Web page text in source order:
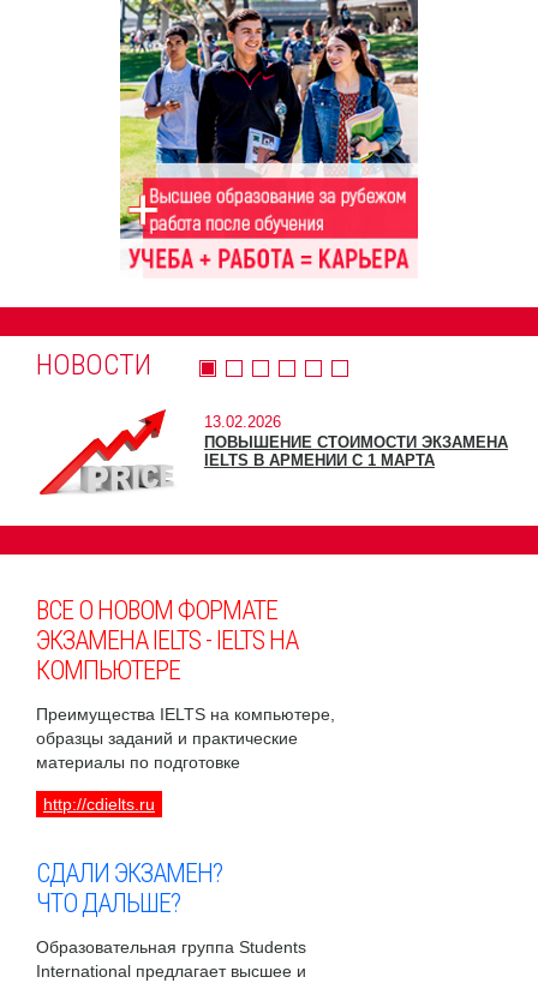
НОВОСТИ
13.02.2026
ПОВЫШЕНИЕ СТОИМОСТИ ЭКЗАМЕНА
IELTS В АРМЕНИИ С 1 МАРТА
ВСЕ О НОВОМ ФОРМАТЕ
ЭКЗАМЕНА IELTS - IELTS НА
КОМПЬЮТЕРЕ
Преимущества IELTS на компьютере,
образцы заданий и практические
материалы по подготовке
http://cdielts.ru
СДАЛИ ЭКЗАМЕН?
ЧТО ДАЛЬШЕ?
Образовательная группа Students
International предлагает высшее и